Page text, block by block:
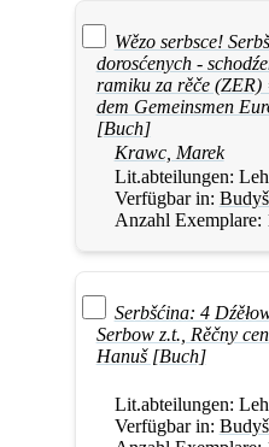
Wězo serbsce!
dorosćenych -
ramiku za rěče
dem Gemeinsmen
[Buch]
Krawc, Marek
Lit.abteilungen:
Verfügbar in:
Anzahl Exemplare:
Serbšćina: 4
Serbow z.t., Rěčny
Hanuš [Buch]
Lit.abteilungen:
Verfügbar in: